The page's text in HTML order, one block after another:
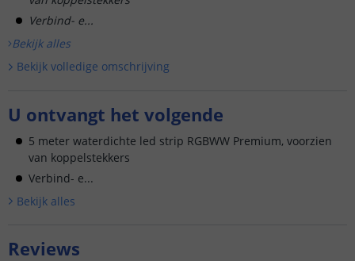
Verbind- e...
Bekijk alles
Bekijk volledige omschrijving
U ontvangt het volgende
5 meter waterdichte led strip RGBWW Premium, voorzien
van koppelstekkers
Verbind- e...
Bekijk alles
Reviews